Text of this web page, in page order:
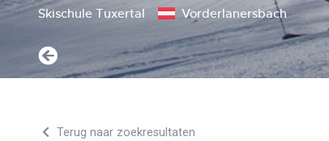
Skischule Tuxertal Vorderlanersbach
Terug naar zoekresultaten